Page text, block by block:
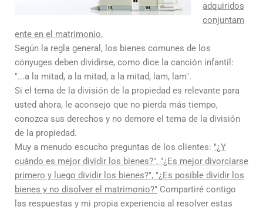
adquiridos
conjuntam
ente en el matrimonio.
Según la regla general, los bienes comunes de los
cónyuges deben dividirse, como dice la canción infantil:
"...a la mitad, a la mitad, a la mitad, lam, lam".
Si el tema de la división de la propiedad es relevante para
usted ahora, le aconsejo que no pierda más tiempo,
conozca sus derechos y no demore el tema de la división
de la propiedad.
Muy a menudo escucho preguntas de los clientes: "¿Y
cuándo es mejor dividir los bienes?", "¿Es mejor divorciarse
primero y luego dividir los bienes?", "¿Es posible dividir los
bienes y no disolver el matrimonio?" Compartiré contigo
las respuestas y mi propia experiencia al resolver estas